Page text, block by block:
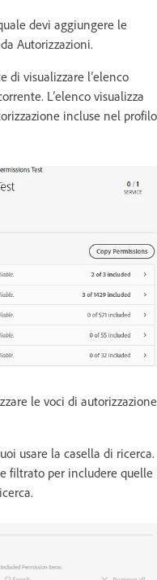
devi aggiungere le
Autorizzazioni.
di visualizzare l’elenco
L’elenco visualizza
incluse nel profilo
le voci di autorizzazione
usare la casella di ricerca.
filtrato per includere quelle